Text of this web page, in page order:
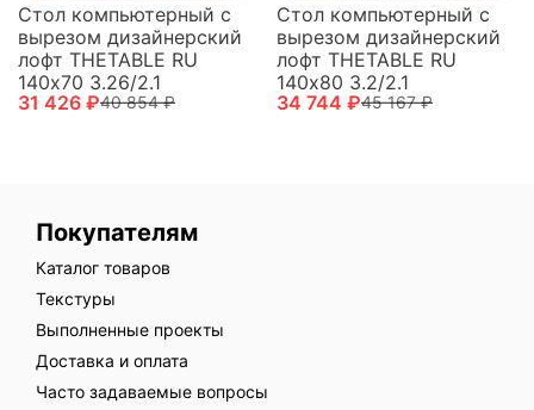
Стол компьютерный с
вырезом дизайнерский
лофт THETABLE RU
140х70 3.26/2.1
31 426 ₽40 854 ₽
Стол компьютерный с
вырезом дизайнерский
лофт THETABLE RU
140х80 3.2/2.1
34 744 ₽45 167 ₽
Покупателям
Каталог товаров
Текстуры
Выполненные проекты
Доставка и оплата
Часто задаваемые вопросы